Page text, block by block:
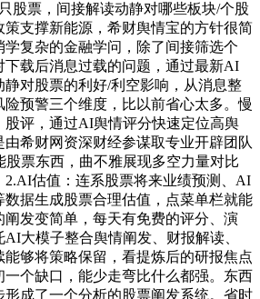
股票，间接解读动静对哪些板块/个股
支撑新能源，希财舆情宝的方针很简
复杂的金融学问，除了间接筛选个
下载后消息过载的问题，通过最新AI
静对股票的利好/利空影响，从消息整
预警三个维度，比以前省心太多。慢
股评，通过AI舆情评分快速定位高舆
希财网资深财经参谋取专业开辟团队
票东西，曲不雅展现多空力量对比
2.AI估值：连系股票将来业绩预测、AI
数据生成股票合理估值，点菜单栏就能
发变简单，每天有免费的评分、演
大模子整合舆情阐发、财报解读、
够将策略保留，看提炼后的研报焦点
个缺口，能少走弯比什么都强。东西
成了一个分析的股票阐发系统。省时